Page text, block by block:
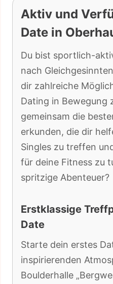
Aktiv und
Date in
Du bist sportlich-
nach
dir zahlreiche
Dating in Bewegung
gemeinsam die
erkunden, die dir
Singles zu treffen
für deine Fitness zu
spritzige Abenteuer?
Erstklassige
Date
Starte dein erstes
inspirierenden
Boulderhalle